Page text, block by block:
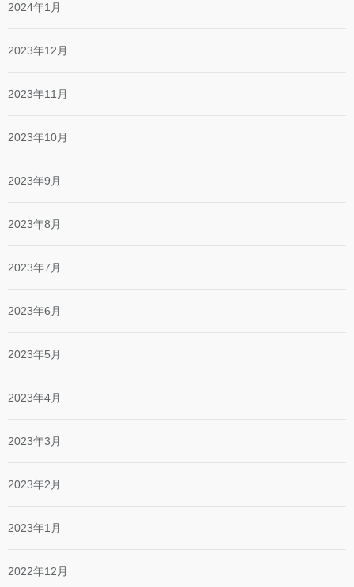
2024年1月
2023年12月
2023年11月
2023年10月
2023年9月
2023年8月
2023年7月
2023年6月
2023年5月
2023年4月
2023年3月
2023年2月
2023年1月
2022年12月